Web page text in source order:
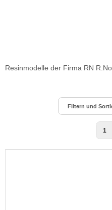
Resinmodelle der Firma RN
Filtern und
1